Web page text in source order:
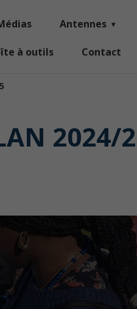
Antennes
à outils Contact
2024/